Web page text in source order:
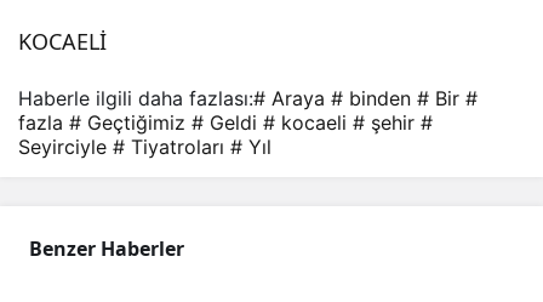
KOCAELİ
a
seyi
e bir
Haberle ilgili daha fazlası:# Araya # binden # Bir #
fazla # Geçtiğimiz # Geldi # kocaeli # şehir #
Seyirciyle # Tiyatroları # Yıl
Benzer Haberler